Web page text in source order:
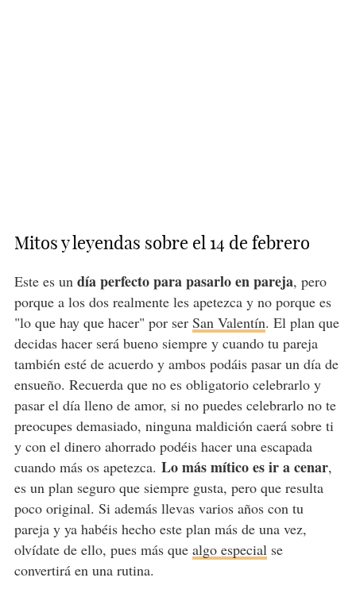
Mitos y leyendas sobre el 14 de febrero
Este es un día perfecto para pasarlo en pareja, pero
porque a los dos realmente les apetezca y no porque es
"lo que hay que hacer" por ser San Valentín. El plan que
decidas hacer será bueno siempre y cuando tu pareja
también esté de acuerdo y ambos podáis pasar un día de
ensueño. Recuerda que no es obligatorio celebrarlo y
pasar el día lleno de amor, si no puedes celebrarlo no te
preocupes demasiado, ninguna maldición caerá sobre ti
y con el dinero ahorrado podéis hacer una escapada
cuando más os apetezca. Lo más mítico es ir a cenar,
es un plan seguro que siempre gusta, pero que resulta
poco original. Si además llevas varios años con tu
pareja y ya habéis hecho este plan más de una vez,
olvídate de ello, pues más que algo especial se
convertirá en una rutina.